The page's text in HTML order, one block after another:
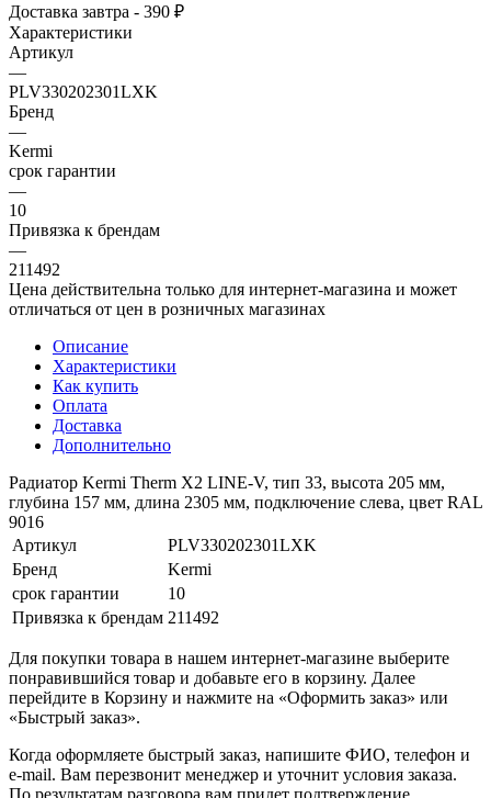
Доставка завтра - 390 ₽
Характеристики
Артикул
—
PLV330202301LXK
Бренд
—
Kermi
срок гарантии
—
10
Привязка к брендам
—
211492
Цена действительна только для интернет-магазина и может
отличаться от цен в розничных магазинах
Описание
Характеристики
Как купить
Оплата
Доставка
Дополнительно
Радиатор Kermi Therm X2 LINE-V, тип 33, высота 205 мм,
глубина 157 мм, длина 2305 мм, подключение слева, цвет RAL
9016
Артикул
PLV330202301LXK
Бренд
Kermi
срок гарантии
10
Привязка к брендам 211492
Для покупки товара в нашем интернет-магазине выберите
понравившийся товар и добавьте его в корзину. Далее
перейдите в Корзину и нажмите на «Оформить заказ» или
«Быстрый заказ».
Когда оформляете быстрый заказ, напишите ФИО, телефон и
e-mail. Вам перезвонит менеджер и уточнит условия заказа.
По результатам разговора вам придет подтверждение